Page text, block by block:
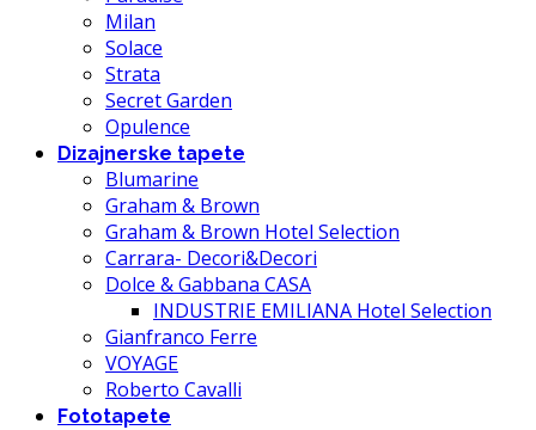
Milan
Solace
Strata
Secret Garden
Opulence
Dizajnerske tapete
Blumarine
Graham & Brown
Graham & Brown Hotel Selection
Carrara- Decori&Decori
Dolce & Gabbana CASA
INDUSTRIE EMILIANA Hotel Selection
Gianfranco Ferre
VOYAGE
Roberto Cavalli
Fototapete